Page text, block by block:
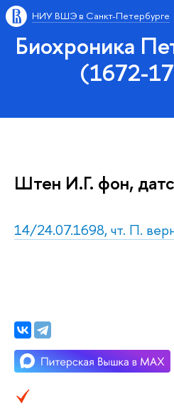
НИУ ВШЭ в Санкт-Петербурге
Биохроника
(1672-
Штен И.Г. фон,
14/24.07.1698, чт. П.